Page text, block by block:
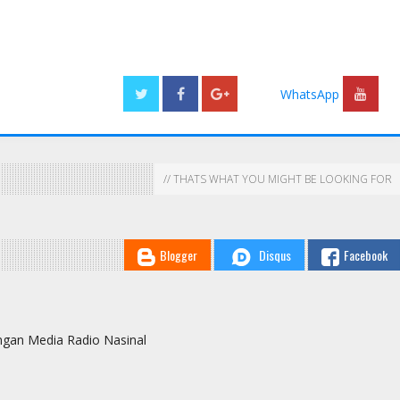
Gusril Alizar Jabat Ketua Ranting
Benny Tjokro Harus Bayar
WhatsApp
// THATS WHAT YOU MIGHT BE LOOKING FOR
Blogger Disqus Facebook
Media Radio Nasinal